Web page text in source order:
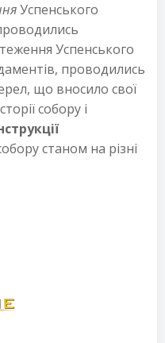
Успенського
Успенського
проводились
що вносило свої
собору і
станом на різні